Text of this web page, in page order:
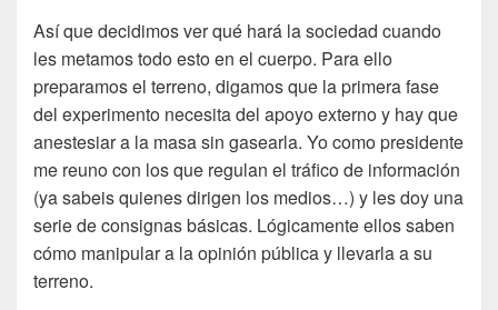
Así que decidimos ver qué hará la sociedad cuando
les metamos todo esto en el cuerpo. Para ello
preparamos el terreno, digamos que la primera fase
del experimento necesita del apoyo externo y hay que
anestesiar a la masa sin gasearla. Yo como presidente
me reuno con los que regulan el tráfico de información
(ya sabeis quienes dirigen los medios…) y les doy una
serie de consignas básicas. Lógicamente ellos saben
cómo manipular a la opinión pública y llevarla a su
terreno.